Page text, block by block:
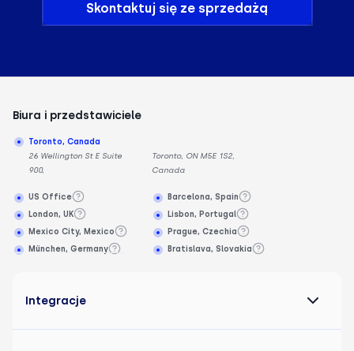
Skontaktuj się ze sprzedażą
Biura i przedstawiciele
Toronto, Canada
26 Wellington St E Suite
900,
Toronto, ON M5E 1S2,
Canada
US Office
London, UK
Mexico City, Mexico
München, Germany
Barcelona, Spain
Lisbon, Portugal
Prague, Czechia
Bratislava, Slovakia
Integracje